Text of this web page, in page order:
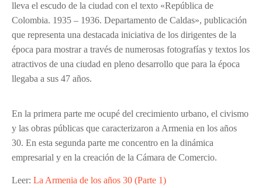
lleva el escudo de la ciudad con el texto «República de
Colombia. 1935 – 1936. Departamento de Caldas», publicación
que representa una destacada iniciativa de los dirigentes de la
época para mostrar a través de numerosas fotografías y textos los
atractivos de una ciudad en pleno desarrollo que para la época
llegaba a sus 47 años.
En la primera parte me ocupé del crecimiento urbano, el civismo
y las obras públicas que caracterizaron a Armenia en los años
30. En esta segunda parte me concentro en la dinámica
empresarial y en la creación de la Cámara de Comercio.
Leer: La Armenia de los años 30 (Parte 1)